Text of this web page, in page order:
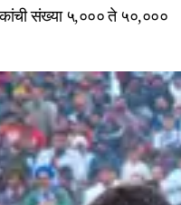
संख्या ५,००० ते ५०,०००